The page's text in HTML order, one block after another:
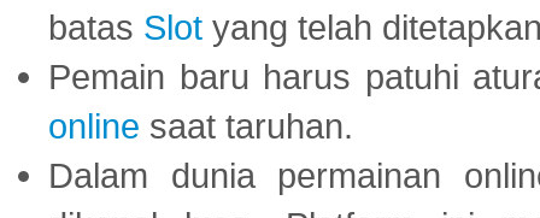
batas Slot yang telah
Pemain baru harus patuhi
online saat taruhan.
Dalam dunia permainan